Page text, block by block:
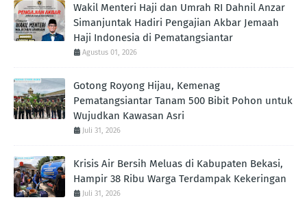
Wakil Menteri Haji dan Umrah RI Dahnil Anzar
Simanjuntak Hadiri Pengajian Akbar Jemaah
Haji Indonesia di Pematangsiantar
Agustus 01, 2026
Gotong Royong Hijau, Kemenag
Pematangsiantar Tanam 500 Bibit Pohon untuk
Wujudkan Kawasan Asri
Juli 31, 2026
Krisis Air Bersih Meluas di Kabupaten Bekasi,
Hampir 38 Ribu Warga Terdampak Kekeringan
Juli 31, 2026